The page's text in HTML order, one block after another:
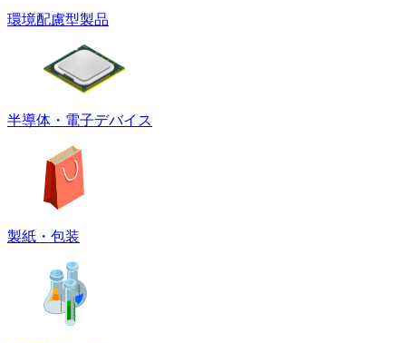
環境配慮型製品
半導体・電子デバイス
製紙・包装